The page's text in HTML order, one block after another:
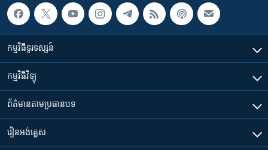
ទំព័រ​
រចនា
សម្ព័ន្ធ​
រំលង​
និង​
ចូល​
ទៅ​
កាន់​
ទំព័រ​
ស្វែង​
កម្មវិធីទាំងអស់
បណ្តាញ​សង្គម
ភាសា
កម្មវិធី​ទូរទស្សន៍
កម្មវិធី​វិទ្យុ
ព័ត៌មាន​តាមប្រធានបទ​
រៀន​​អង់គ្លេស